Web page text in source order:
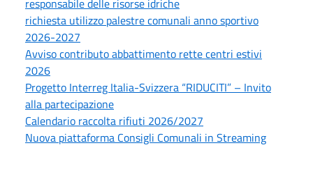
richiesta utilizzo palestre comunali anno sportivo
2026-2027
Avviso contributo abbattimento rette centri estivi
2026
Progetto Interreg Italia-Svizzera “RIDUCITI” – Invito
alla partecipazione
Calendario raccolta rifiuti 2026/2027
Nuova piattaforma Consigli Comunali in Streaming